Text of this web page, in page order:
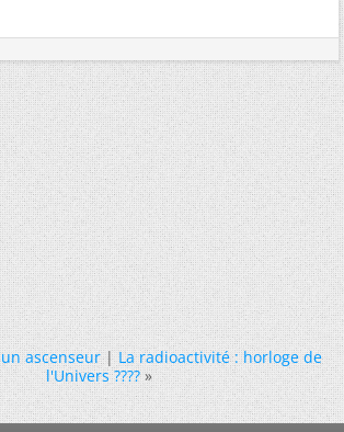
ascenseur|La radioactivité : horloge de
l'Univers ???? »